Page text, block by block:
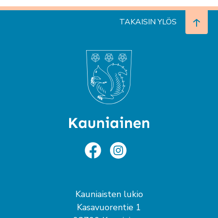
TAKAISIN YLÖS
Kauniaisten lukio
Kasavuorentie 1